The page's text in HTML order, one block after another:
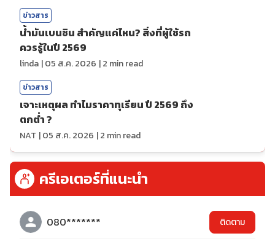
ข่าวสาร
น้ำมันเบนซิน สำคัญแค่ไหน? สิ่งที่ผู้ใช้รถ
ควรรู้ในปี 2569
linda |05 ส.ค. 2026 |2 min read
ข่าวสาร
เจาะเหตุผล ทำไมราคาทุเรียน ปี 2569 ถึง
ตกต่ำ ?
NAT |05 ส.ค. 2026 |2 min read
ครีเอเตอร์ที่แนะนำ
080******* ติดตาม